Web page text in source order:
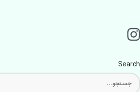
Search